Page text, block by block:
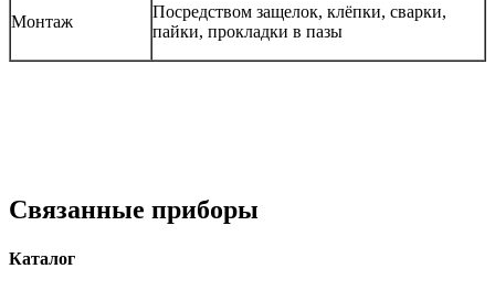
Монтаж
Посредством защелок, клёпки, сварки,
пайки, прокладки в пазы
Связанные приборы
Каталог